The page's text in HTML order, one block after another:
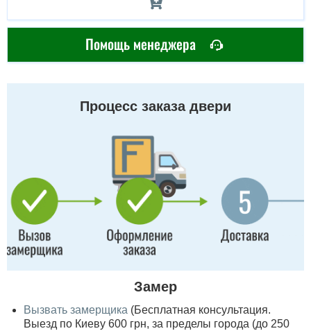
Помощь менеджера
Процесс заказа двери
Замер
Вызвать замерщика (Бесплатная консультация.
Выезд по Киеву 600 грн, за пределы города (до 250